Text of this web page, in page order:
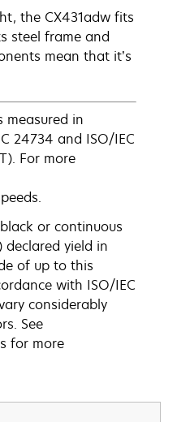
the CX431adw fits
steel frame and
mean that it’s
measured in
24734 and ISO/IEC
For more
or continuous
declared yield in
of up to this
with ISO/IEC
considerably
See
for more